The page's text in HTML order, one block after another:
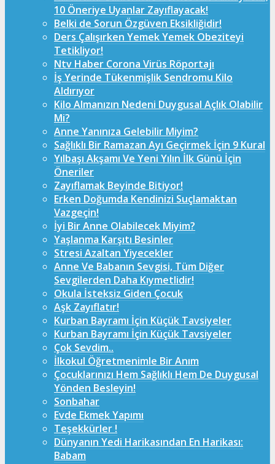
10 Öneriye Uyanlar Zayıflayacak!
Belki de Sorun Özgüven Eksikliğidir!
Ders Çalışırken Yemek Yemek Obeziteyi
Tetikliyor!
Ntv Haber Corona Virüs Röportajı
İş Yerinde Tükenmişlik Sendromu Kilo
Aldırıyor
Kilo Almanızın Nedeni Duygusal Açlık Olabilir
Mi?
Anne Yanınıza Gelebilir Miyim?
Sağlıklı Bir Ramazan Ayı Geçirmek İçin 9 Kural
Yılbaşı Akşamı Ve Yeni Yılın İlk Günü İçin
Öneriler
Zayıflamak Beyinde Bitiyor!
Erken Doğumda Kendinizi Suçlamaktan
Vazgeçin!
İyi Bir Anne Olabilecek Miyim?
Yaşlanma Karşıtı Besinler
Stresi Azaltan Yiyecekler
Anne Ve Babanın Sevgisi, Tüm Diğer
Sevgilerden Daha Kıymetlidir!
Okula İsteksiz Giden Çocuk
Aşk Zayıflatır!
Kurban Bayramı İçin Küçük Tavsiyeler
Kurban Bayramı İçin Küçük Tavsiyeler
Çok Sevdim..
İlkokul Öğretmenimle Bir Anım
Çocuklarınızı Hem Sağlıklı Hem De Duygusal
Yönden Besleyin!
Sonbahar
Evde Ekmek Yapımı
Teşekkürler !
Dünyanın Yedi Harikasından En Harikası:
Babam